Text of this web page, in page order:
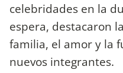
celebridades en la
espera, destacaron
familia, el amor y la
nuevos integrantes.